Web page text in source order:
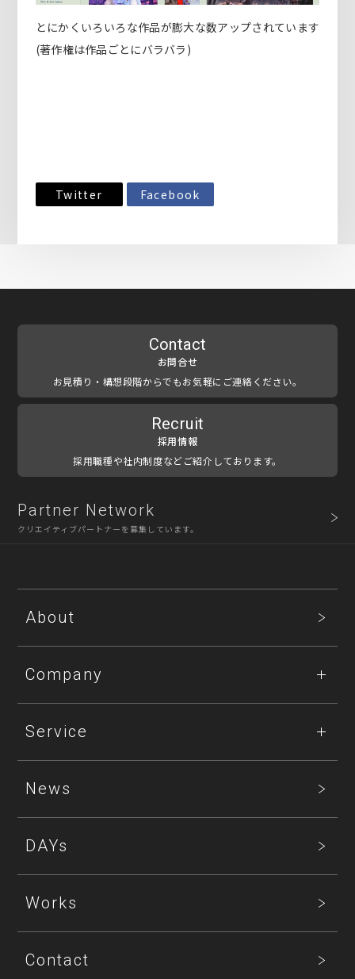
とにかくいろいろな作品が膨大な数アップされています
(著作権は作品ごとにバラバラ)
Twitter Facebook
Contact
お問合せ
お見積り・構想段階からでもお気軽にご連絡ください。
Recruit
採用情報
採用職種や社内制度などご紹介しております。
Partner Network
クリエイティブパートナーを募集しています。
About
Company
Service
News
DAYs
Works
Contact